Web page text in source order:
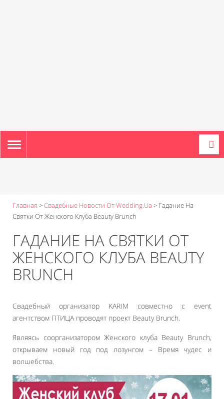
TOGGLE
NAVIGATION
Главная >Свадебные Новости От Wedding.ua > Гадание На
Святки От Женского Клуба Beauty Brunch
ГАДАНИЕ НА СВЯТКИ ОТ
ЖЕНСКОГО КЛУБА BEAUTY
BRUNCH
Свадебный организатор KARIM совместно с event
агентством ПТИЦА проводят проект Beauty Brunch.
Являясь соорганизатором Женского клуба Beauty Brunch,
открываем новый год под лозунгом – Время чудес и
волшебства.